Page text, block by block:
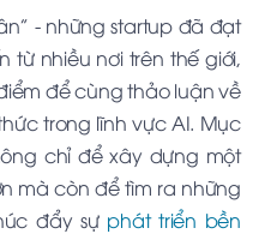
- những startup đã đạt
từ nhiều nơi trên thế giới,
để cùng thảo luận về
trong lĩnh vực AI. Mục
chỉ để xây dựng một
mà còn để tìm ra những
đẩy sự phát triển bền